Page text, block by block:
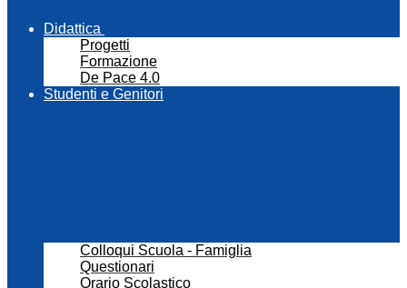
Didattica
Progetti
Formazione
De Pace 4.0
Studenti e Genitori
Colloqui Scuola - Famiglia
Questionari
Orario Scolastico